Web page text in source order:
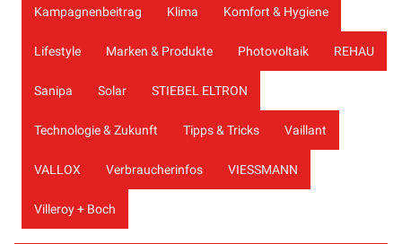
Kampagnenbeitrag Klima Komfort & Hygiene
Lifestyle Marken & Produkte Photovoltaik REHAU
Sanipa Solar STIEBEL ELTRON
Technologie & Zukunft Tipps & Tricks Vaillant
VALLOX Verbraucherinfos VIESSMANN
Villeroy + Boch